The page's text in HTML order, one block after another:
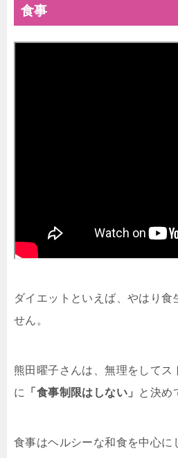
食事
ダイエットといえば、やはり食
せん。
熊田曜子さんは、無理をしてス
に
「食事制限はしない」 と決め
食事はヘルシーな和食を中心に